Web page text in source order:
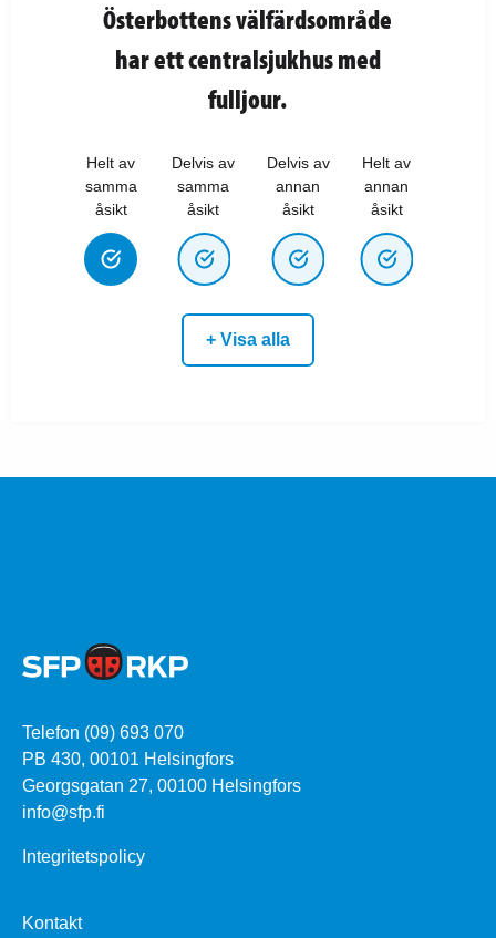
Österbottens välfärdsområde
har ett centralsjukhus med
fulljour.
Helt av
samma
åsikt
Delvis av
samma
åsikt
Delvis av
annan
åsikt
Helt av
annan
åsikt
+ Visa alla
Telefon (09) 693 070
PB 430, 00101 Helsingfors
Georgsgatan 27, 00100 Helsingfors
info@sfp.fi
Integritetspolicy
Kontakt